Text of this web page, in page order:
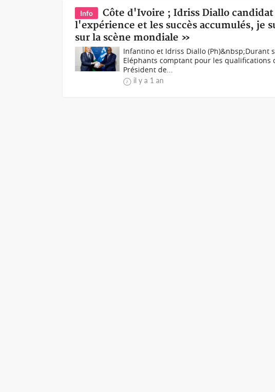
Info
Côte d'Ivoire ; Idriss Diallo
l'expérience et les succès accumulés, je
sur la scène mondiale »
Infantino et Idriss Diallo (Ph)&nbsp;Durant
Eléphants comptant pour les qualifications
Président de...
il y a 1 an